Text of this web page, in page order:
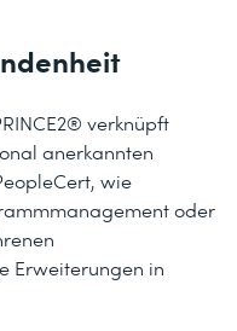
verknüpft
anerkannten
wie
oder
Erweiterungen in